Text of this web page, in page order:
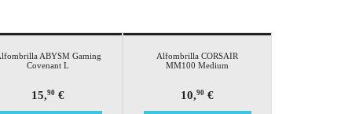
ABYSM Gaming
Covenant L
15,90 €
Alfombrilla CORSAIR
MM100 Medium
10,90 €